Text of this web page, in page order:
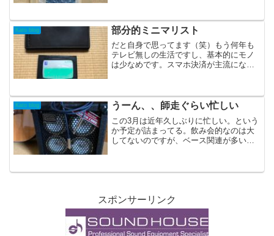
料) (20...
Kato blog 部分的ミニマリスト
だと自身で思ってます（笑）もう何年も
テレビ無しの生活ですし、基本的にモノ
は少なめです。スマホ決済が主流になっ
時用に身分証明を持ち...
Kato blog うーん、、師走ぐらい忙しい
この3月は近年久しぶりに忙しい。という
か予定が詰まってる。飲み会的なのは大
してないのですが、ベース関連が多い。
スポンサーリンク